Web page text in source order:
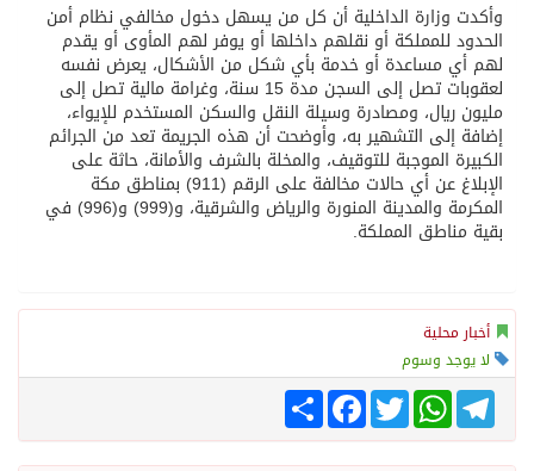
وأكدت وزارة الداخلية أن كل من يسهل دخول مخالفي نظام أمن
الحدود للمملكة أو نقلهم داخلها أو يوفر لهم المأوى أو يقدم
لهم أي مساعدة أو خدمة بأي شكل من الأشكال، يعرض نفسه
لعقوبات تصل إلى السجن مدة 15 سنة، وغرامة مالية تصل إلى
مليون ريال، ومصادرة وسيلة النقل والسكن المستخدم للإيواء،
إضافة إلى التشهير به، وأوضحت أن هذه الجريمة تعد من الجرائم
الكبيرة الموجبة للتوقيف، والمخلة بالشرف والأمانة، حاثة على
الإبلاغ عن أي حالات مخالفة على الرقم (911) بمناطق مكة
المكرمة والمدينة المنورة والرياض والشرقية، و(999) و(996) في
بقية مناطق المملكة.
أخبار محلية
لا يوجد وسوم
انشر
FacebookTwitter
WhatsAppTelegram